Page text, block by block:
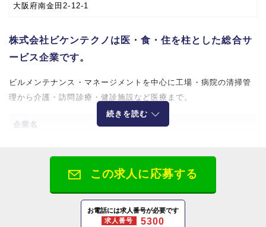
大阪府南金田2-12-1
株式会社ビケンテクノは医・食・住を柱とした総合サ
ービス企業です。
ビルメンテナンス・マネージメントを中心に工場・病院の清掃管
理から介護・訪問診療・健診施設など医療まで。
企業名
【大阪本社】
〒564-0044 大阪府吹田市南金田2-12-1
続きを読む
この求人に応募する
お電話には求人番号が必要です
求人番号
5300